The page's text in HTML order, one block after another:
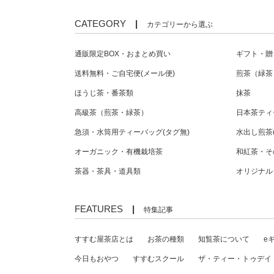
CATEGORY | カテゴリーから選ぶ
通販限定BOX・おまとめ買い ギフト・
送料無料・ご自宅便(メール便) 煎茶（緑茶
ほうじ茶・番茶類 抹茶
高級茶（煎茶・緑茶） 日本茶テ
急須・水筒用ティーバッグ(タグ無) 水出し煎
オーガニック・有機栽培茶 和紅茶・
茶器・茶具・道具類 オリジナ
FEATURES | 特集記事
すすむ屋茶店とは お茶の種類 知覧茶について e
今日もおやつ すすむスクール ザ・ティー・トゥデイ